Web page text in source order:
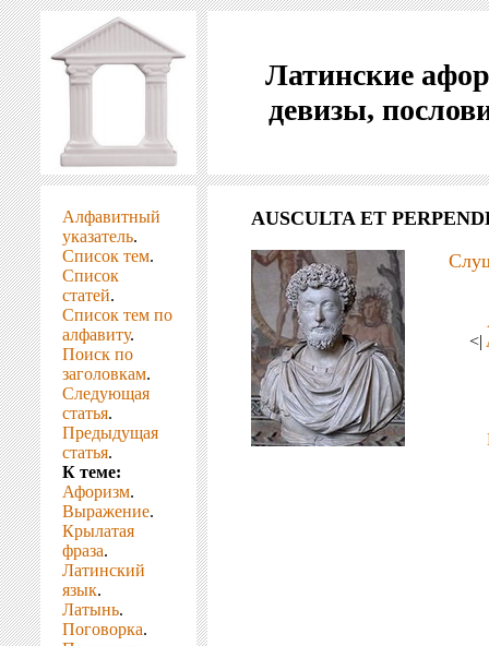
Латинские
девизы,
Алфавитный
указатель.
Список тем.
Список
статей.
Список тем по
алфавиту.
Поиск по
заголовкам.
Следующая
статья.
Предыдущая
статья.
К теме:
Афоризм.
Выражение.
Крылатая
фраза.
Латинский
язык.
Латынь.
Поговорка.
AUSCULTA ET
<|